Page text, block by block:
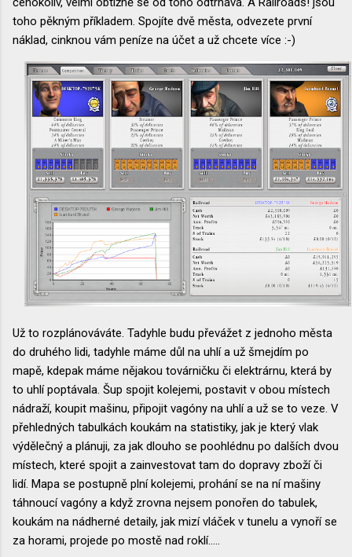
toho pěkným příkladem. Spojíte dvě města, odvezete první
náklad, cinknou vám peníze na účet a už chcete více :-)
Už to rozplánováváte. Tadyhle budu převážet z jednoho města
do druhého lidi, tadyhle máme důl na uhlí a už šmejdím po
mapě, kdepak máme nějakou továrničku či elektrárnu, která by
to uhlí poptávala. Šup spojit kolejemi, postavit v obou místech
nádraží, koupit mašinu, připojit vagóny na uhlí a už se to veze. V
přehledných tabulkách koukám na statistiky, jak je který vlak
výdělečný a plánuji, za jak dlouho se poohlédnu po dalších dvou
místech, které spojit a zainvestovat tam do dopravy zboží či
lidí. Mapa se postupně plní kolejemi, prohání se na ní mašiny
táhnoucí vagóny a když zrovna nejsem ponořen do tabulek,
koukám na nádherné detaily, jak mizí vláček v tunelu a vynoří se
za horami, projede po mostě nad roklí.....